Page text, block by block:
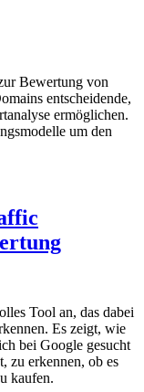
Bewertung von
entscheidende,
ermöglichen.
um den
Tool an, das dabei
Es zeigt, wie
bei Google gesucht
zu erkennen, ob es
kaufen.